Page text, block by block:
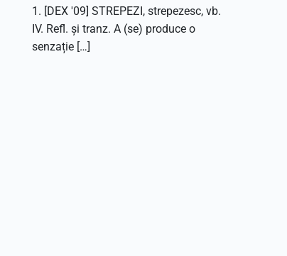
1. [DEX '09] STREPEZI, strepezesc, vb.
IV. Refl. și tranz. A (se) produce o
senzație […]